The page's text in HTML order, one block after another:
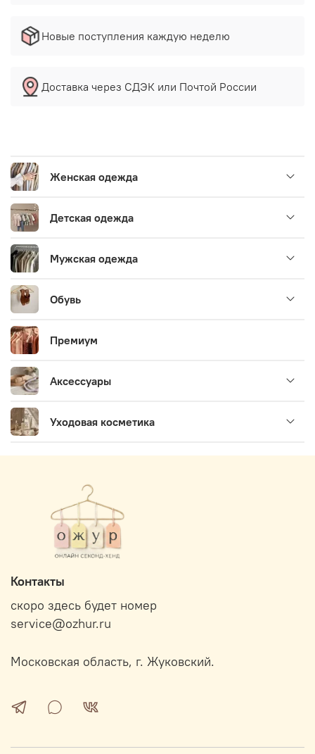
Новые поступления каждую неделю
Доставка через СДЭК или Почтой России
Женская одежда
Детская одежда
Мужская одежда
Обувь
Премиум
Аксессуары
Уходовая косметика
Контакты
скоро здесь будет номер
service@ozhur.ru
Московская область, г. Жуковский.